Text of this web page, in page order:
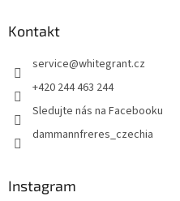
Kontakt
service@whitegrant.cz
+420 244 463 244
Sledujte nás na Facebooku
dammannfreres_czechia
Instagram